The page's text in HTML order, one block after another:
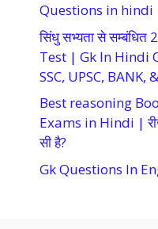
Questions in hindi
सिंधु सभ्यता से सम्बंधित
Test | Gk In Hindi
SSC, UPSC, BANK,
Best reasoning
Exams in Hindi |
सी है?
Gk Questions In